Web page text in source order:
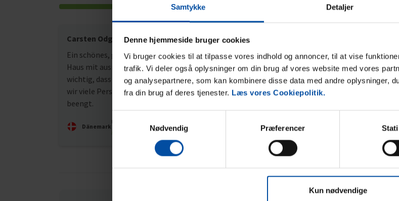
Samtykke Detaljer
Denne hjemmeside bruger cookies
Vi bruger cookies til at tilpasse vores indhold og annoncer, til at vise
trafik. Vi deler også oplysninger om din brug af vores website med vores
og analysepartnere, som kan kombinere disse data med andre oplysninger,
fra din brug af deres tjenester. Læs vores Cookiepolitik.
Nødvendig
Præferencer
Kun nødvendige
Carsten Odgaard Christensen
Apr. 2026
Ein schönes, großes und gut ausgestattetes
Haus mit ausreichend Parkplätzen. Uns war
wichtig, dass es vier Schlafzimmer gab. Obwohl
wir viele Personen waren, wirkte es nicht
beengt.
Dänemark
Übersetzt durch KI -
anzeigen